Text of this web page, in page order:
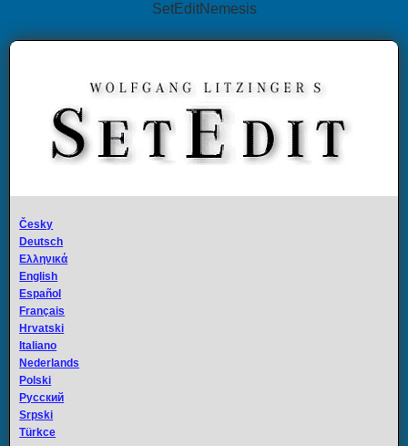
SetEditNemesis
Česky
Deutsch
Ελληνικά
English
Español
Français
Hrvatski
Italiano
Nederlands
Polski
Русский
Srpski
Türkce